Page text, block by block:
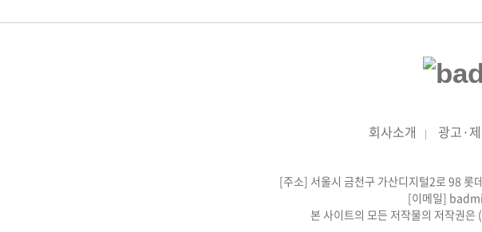
회사소개 광고·
[주소] 서울시 금천구 가산디지털2로 98 롯
[이메일]
본 사이트의 모든 저작물의 저작권